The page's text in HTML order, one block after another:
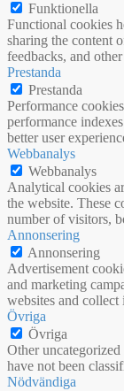
Funktionella
Functional cookies
sharing the content
feedbacks, and
Prestanda
Prestanda
Performance
performance
better user
Webbanalys
Webbanalys
Analytical cookies
the website. These
number of visitors,
Annonsering
Annonsering
Advertisement
and marketing
websites and
Övriga
Övriga
Other uncategorized
have not been
Nödvändiga